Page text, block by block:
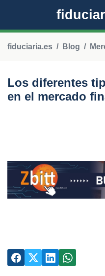
fiduciaria.es Blog
Los diferentes
en el mercado